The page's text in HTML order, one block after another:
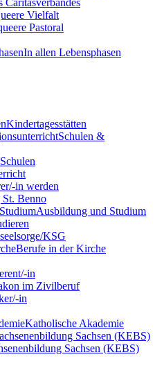
Caritasverbandes
Vielfalt
Pastoral
In allen Lebensphasen
Kindertagesstätten
Schulen &
in werden
St. Benno
Ausbildung und Studium
KSG
Berufe in der Kirche
in
im Zivilberuf
in
Katholische Akademie
Sachsen (KEBS)